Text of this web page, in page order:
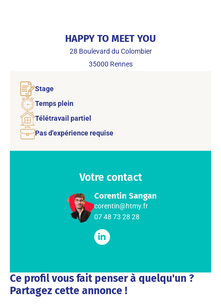
HAPPY TO MEET YOU
28 Boulevard du Colombier
35000 Rennes
Stage
Temps plein
Télétravail partiel
Pas d'expérience requise
Votre contact
Corentin Sangan
corentin@htmy.fr
07 48 73 28 28
Ce profil vous fait penser à quelqu'un ?
Partagez cette annonce !